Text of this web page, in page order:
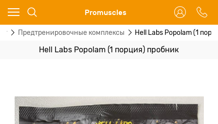
Promuscles
Предтренировочные комплексы Hell Labs Popolam (1
Hell Labs Popolam (1 порция) пробник
Ваш город - Москва,
угадали?
ДА НЕТ